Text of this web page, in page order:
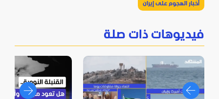
أخبار الهجوم على إيران
فيديوهات ذات صلة